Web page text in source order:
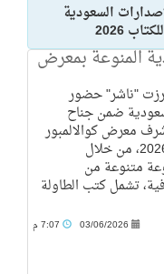
السعودية
2026
المنوعة بمعرض
"ناشر" حضور
ضمن جناح
معرض كوالالمبور
الدولي للكتاب 2026، من خلال
متنوعة من
تشمل كتب الطاولة
03/06/2026